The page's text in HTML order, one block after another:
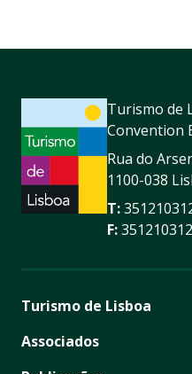
Turismo de
Convention
Rua do
1100-038
T:
F:
Turismo de Lisboa
Associados